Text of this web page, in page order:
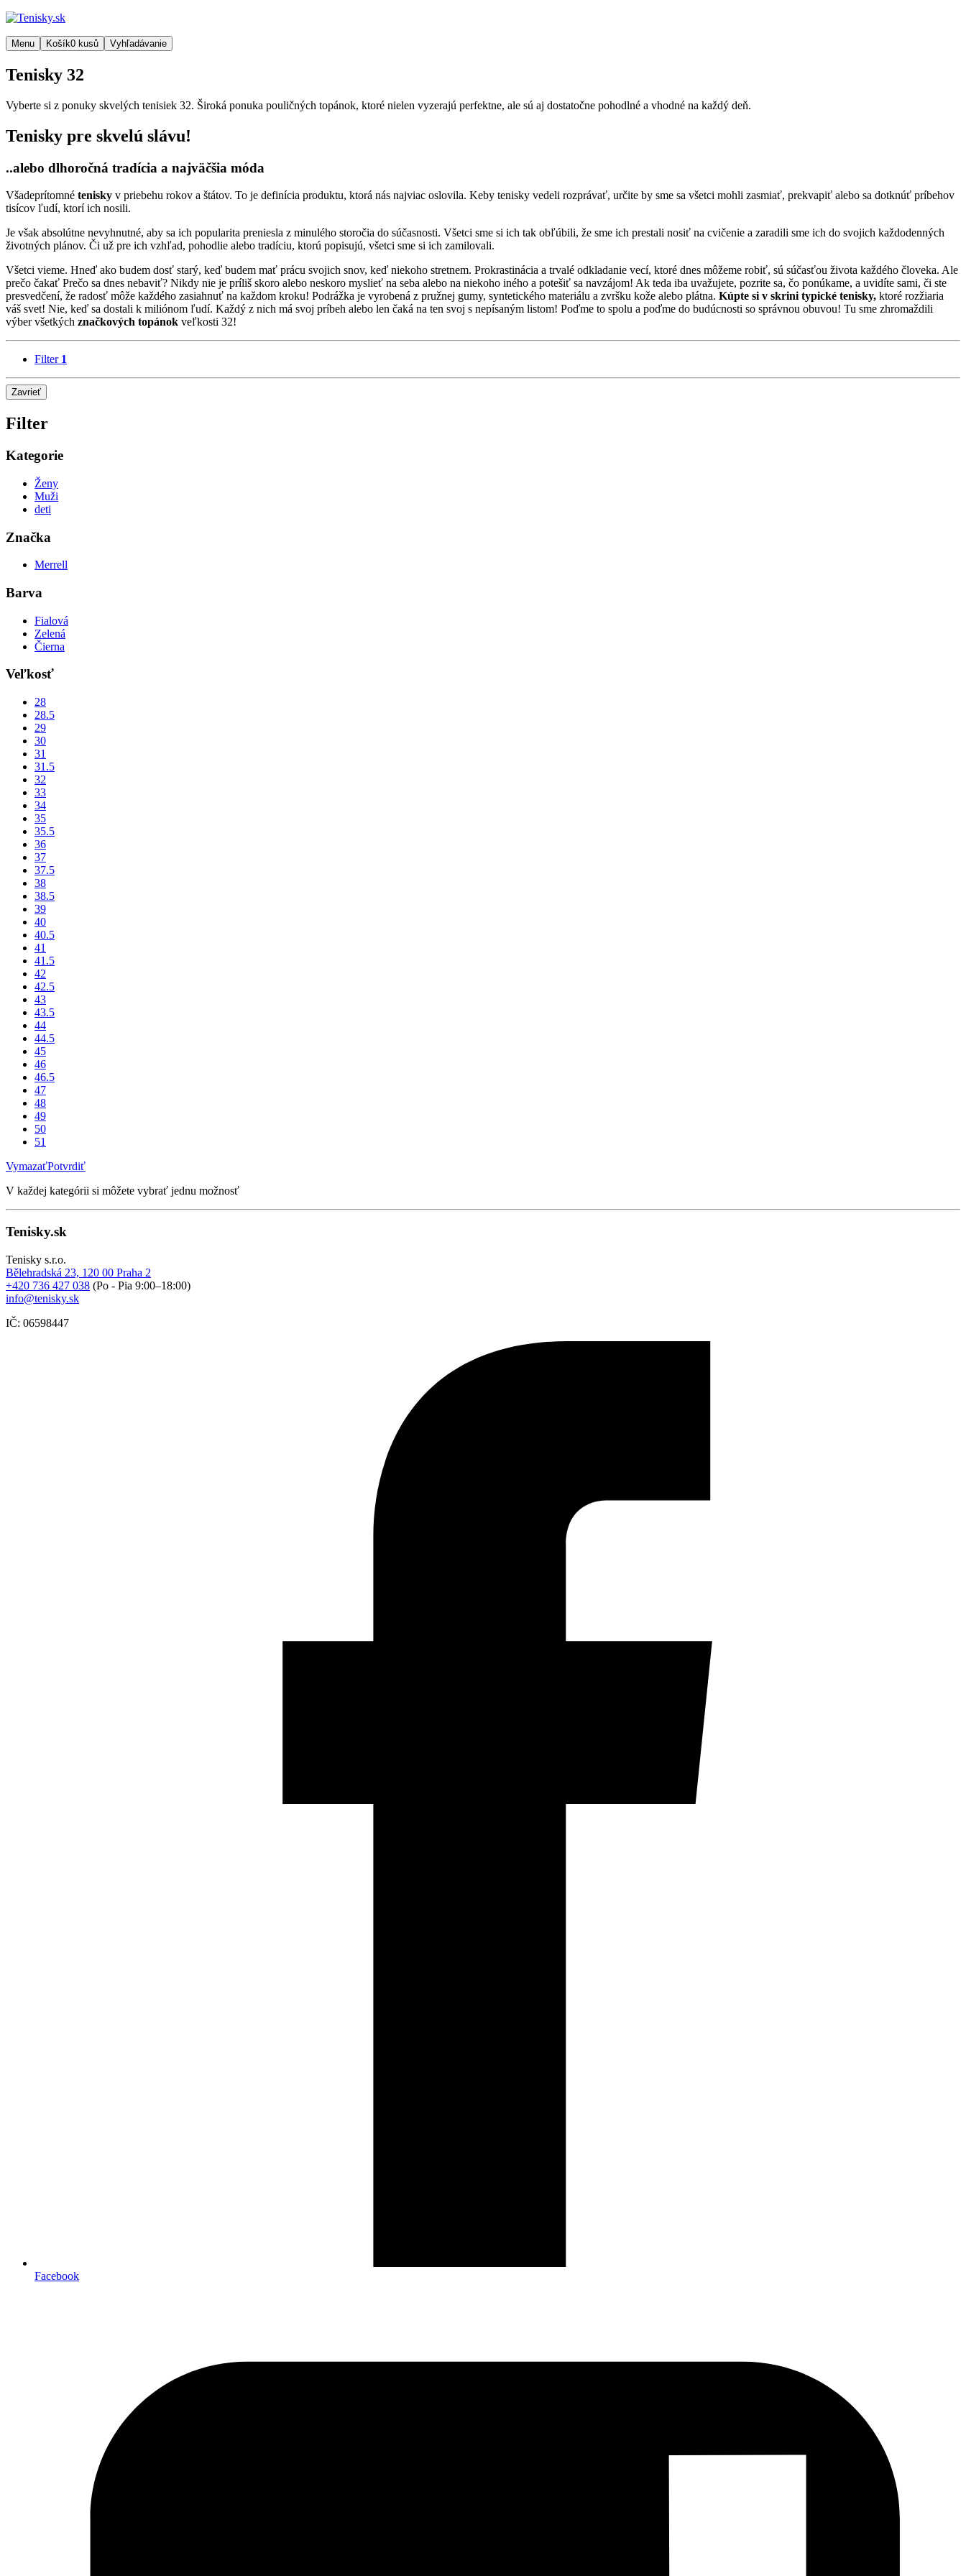
Menu Košík0 kusů Vyhľadávanie
Tenisky 32
Vyberte si z ponuky skvelých tenisiek 32. Široká ponuka pouličných topánok, ktoré nielen vyzerajú perfektne, ale sú aj dostatočne pohodlné a vhodné na každý deň.
Tenisky pre skvelú slávu!
..alebo dlhoročná tradícia a najväčšia móda
Všadeprítomné tenisky v priebehu rokov a štátov. To je definícia produktu, ktorá nás najviac oslovila. Keby tenisky vedeli rozprávať, určite by sme sa všetci mohli zasmiať, prekvapiť alebo sa dotknúť príbehov
tisícov ľudí, ktorí ich nosili.
Je však absolútne nevyhnutné, aby sa ich popularita preniesla z minulého storočia do súčasnosti. Všetci sme si ich tak obľúbili, že sme ich prestali nosiť na cvičenie a zaradili sme ich do svojich každodenných
životných plánov. Či už pre ich vzhľad, pohodlie alebo tradíciu, ktorú popisujú, všetci sme si ich zamilovali.
Všetci vieme. Hneď ako budem dosť starý, keď budem mať prácu svojich snov, keď niekoho stretnem. Prokrastinácia a trvalé odkladanie vecí, ktoré dnes môžeme robiť, sú súčasťou života každého človeka. Ale
prečo čakať Prečo sa dnes nebaviť? Nikdy nie je príliš skoro alebo neskoro myslieť na seba alebo na niekoho iného a potešiť sa navzájom! Ak teda iba uvažujete, pozrite sa, čo ponúkame, a uvidíte sami, či ste
presvedčení, že radosť môže každého zasiahnuť na každom kroku! Podrážka je vyrobená z pružnej gumy, syntetického materiálu a zvršku kože alebo plátna. Kúpte si v skrini typické tenisky, ktoré rozžiaria
váš svet! Nie, keď sa dostali k miliónom ľudí. Každý z nich má svoj príbeh alebo len čaká na ten svoj s nepísaným listom! Poďme to spolu a poďme do budúcnosti so správnou obuvou! Tu sme zhromaždili
výber všetkých značkových topánok veľkosti 32!
Filter 1
Zavrieť
Filter
Kategorie
Ženy
Muži
deti
Značka
Merrell
Barva
Fialová
Zelená
Čierna
Veľkosť
28
28.5
29
30
31
31.5
32
33
34
35
35.5
36
37
37.5
38
38.5
39
40
40.5
41
41.5
42
42.5
43
43.5
44
44.5
45
46
46.5
47
48
49
50
51
VymazaťPotvrdiť
V každej kategórii si môžete vybrať jednu možnosť
Tenisky.sk
Tenisky s.r.o.
Bělehradská 23, 120 00 Praha 2
+420 736 427 038 (Po - Pia 9:00–18:00)
info@tenisky.sk
IČ: 06598447
Facebook